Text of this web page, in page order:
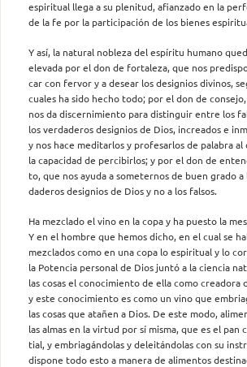
espiritual llega a su plenitud, afianzado en la
de la fe por la participación de los bienes
Y así, la natural nobleza del espíritu humano
elevada por el don de fortaleza, que nos
car con fervor y a desear los designios divinos,
cuales ha sido hecho todo; por el don de
nos da discernimiento para distinguir entre los
los verdaderos designios de Dios, increados e
y nos hace meditarlos y profesarlos de palabra al
la capacidad de percibirlos; y por el don de
to, que nos ayuda a someternos de buen grado a
daderos designios de Dios y no a los falsos.
Ha mezclado el vino en la copa y ha puesto la
Y en el hombre que hemos dicho, en el cual se
mezclados como en una copa lo espiritual y lo
la Potencia personal de Dios juntó a la ciencia
las cosas el conocimiento de ella como creadora
y este conocimiento es como un vino que
las cosas que atañen a Dios. De este modo,
las almas en la virtud por sí misma, que es el pan
tial, y embriagándolas y deleitándolas con su
dispone todo esto a manera de alimentos